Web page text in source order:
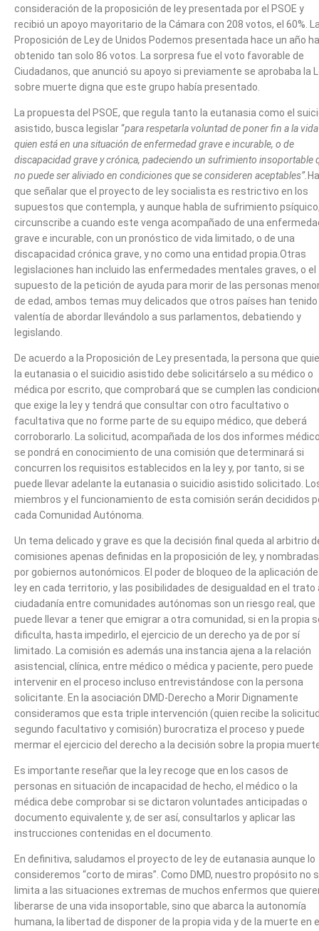
consideración de la proposición de ley presentada por el PSOE y
recibió un apoyo mayoritario de la Cámara con 208 votos, el 60%.
Proposición de Ley de Unidos Podemos presentada hace un año
obtenido tan solo 86 votos. La sorpresa fue el voto favorable de
Ciudadanos, que anunció su apoyo si previamente se aprobaba la
sobre muerte digna que este grupo había presentado.
La propuesta del PSOE, que regula tanto la eutanasia como el
asistido, busca legislar “para respetarla voluntad de poner fin a la
quien está en una situación de enfermedad grave e incurable, o de
discapacidad grave y crónica, padeciendo un sufrimiento insoportable
no puede ser aliviado en condiciones que se consideren aceptables”.
que señalar que el proyecto de ley socialista es restrictivo en los
supuestos que contempla, y aunque habla de sufrimiento
circunscribe a cuando este venga acompañado de una
grave e incurable, con un pronóstico de vida limitado, o de una
discapacidad crónica grave, y no como una entidad propia.Otras
legislaciones han incluido las enfermedades mentales graves, o el
supuesto de la petición de ayuda para morir de las personas
de edad, ambos temas muy delicados que otros países han tenido
valentía de abordar llevándolo a sus parlamentos, debatiendo y
legislando.
De acuerdo a la Proposición de Ley presentada, la persona que
la eutanasia o el suicidio asistido debe solicitárselo a su médico o
médica por escrito, que comprobará que se cumplen las
que exige la ley y tendrá que consultar con otro facultativo o
facultativa que no forme parte de su equipo médico, que deberá
corroborarlo. La solicitud, acompañada de los dos informes
se pondrá en conocimiento de una comisión que determinará si
concurren los requisitos establecidos en la ley y, por tanto, si se
puede llevar adelante la eutanasia o suicidio asistido solicitado.
miembros y el funcionamiento de esta comisión serán decididos
cada Comunidad Autónoma.
Un tema delicado y grave es que la decisión final queda al arbitrio
comisiones apenas definidas en la proposición de ley, y nombradas
por gobiernos autonómicos. El poder de bloqueo de la aplicación
ley en cada territorio, y las posibilidades de desigualdad en el trato
ciudadanía entre comunidades autónomas son un riesgo real, que
puede llevar a tener que emigrar a otra comunidad, si en la propia
dificulta, hasta impedirlo, el ejercicio de un derecho ya de por sí
limitado. La comisión es además una instancia ajena a la relación
asistencial, clínica, entre médico o médica y paciente, pero puede
intervenir en el proceso incluso entrevistándose con la persona
solicitante. En la asociación DMD-Derecho a Morir Dignamente
consideramos que esta triple intervención (quien recibe la
segundo facultativo y comisión) burocratiza el proceso y puede
mermar el ejercicio del derecho a la decisión sobre la propia
Es importante reseñar que la ley recoge que en los casos de
personas en situación de incapacidad de hecho, el médico o la
médica debe comprobar si se dictaron voluntades anticipadas o
documento equivalente y, de ser así, consultarlos y aplicar las
instrucciones contenidas en el documento.
En definitiva, saludamos el proyecto de ley de eutanasia aunque lo
consideremos “corto de miras”. Como DMD, nuestro propósito no
limita a las situaciones extremas de muchos enfermos que
liberarse de una vida insoportable, sino que abarca la autonomía
humana, la libertad de disponer de la propia vida y de la muerte en